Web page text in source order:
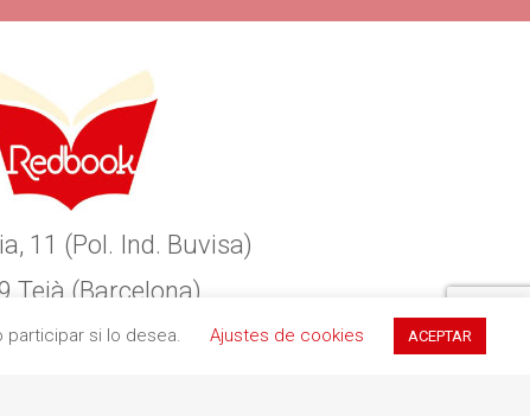
11 (Pol. Ind. Buvisa)
Teià (Barcelona)
935 551 411
si lo desea. Ajustes de cookies ACEPTAR